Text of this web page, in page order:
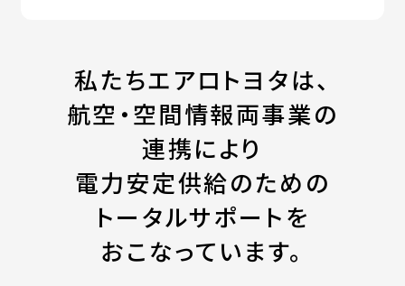
私たちエアロトヨタは、
航空・空間情報両事業の
連携により
電力安定供給のための
トータルサポートを
おこなっています。